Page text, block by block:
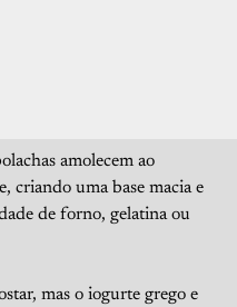
amolecem ao
criando uma base macia e
de forno, gelatina ou
mas o iogurte grego e